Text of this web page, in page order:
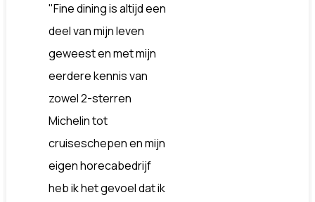
"Fine dining is altijd een
deel van mijn leven
geweest en met mijn
eerdere kennis van
zowel 2-sterren
Michelin tot
cruiseschepen en mijn
eigen horecabedrijf
heb ik het gevoel dat ik